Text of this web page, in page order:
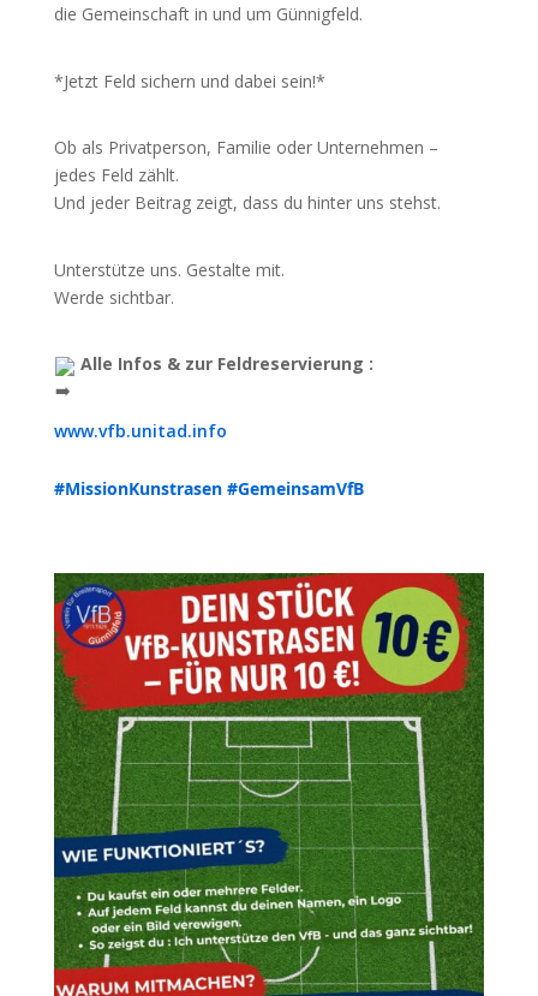
die Gemeinschaft in und um Günnigfeld.
*Jetzt Feld sichern und dabei sein!*
Ob als Privatperson, Familie oder Unternehmen –
jedes Feld zählt.
Und jeder Beitrag zeigt, dass du hinter uns stehst.
Unterstütze uns. Gestalte mit.
Werde sichtbar.
Alle Infos & zur Feldreservierung :
www.vfb.unitad.info
#MissionKunstrasen #GemeinsamVfB